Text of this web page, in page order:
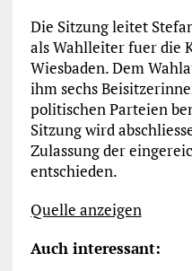
Die Sitzung leitet
als Wahlleiter fuer die
Wiesbaden. Dem
ihm sechs
politischen Parteien
Sitzung wird
Zulassung der
entschieden.
Quelle anzeigen
Auch interessant: